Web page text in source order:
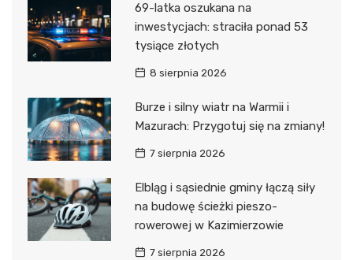
69-latka oszukana na
inwestycjach: straciła ponad 53
tysiące złotych
8 sierpnia 2026
Burze i silny wiatr na Warmii i
Mazurach: Przygotuj się na zmiany!
7 sierpnia 2026
Elbląg i sąsiednie gminy łączą siły
na budowę ścieżki pieszo-
rowerowej w Kazimierzowie
7 sierpnia 2026